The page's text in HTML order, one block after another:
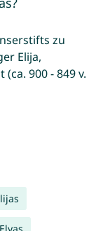
zu
Elija,
900 - 849 v.